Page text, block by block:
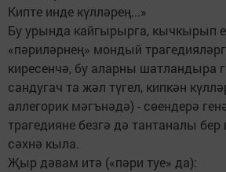
Кипте инде күлләрең...»
Бу урында кайгырырга, кычкырып
«пәриләрнең» мондый
киресенчә, бу аларны шатландыра
сандугач та жәл түгел, кипкән
аллегорик мәгънәдә) - сөендерә
трагедияне безгә дә тантаналы
сәхнә кыла.
Җыр дәвам итә («пәри туе» да):